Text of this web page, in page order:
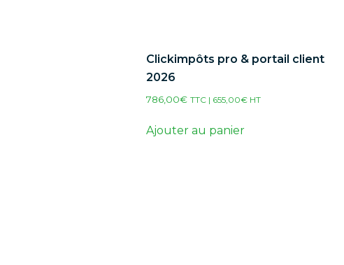
Clickimpôts pro & portail client
2026
786,00€ TTC | 655,00€ HT
Ajouter au panier